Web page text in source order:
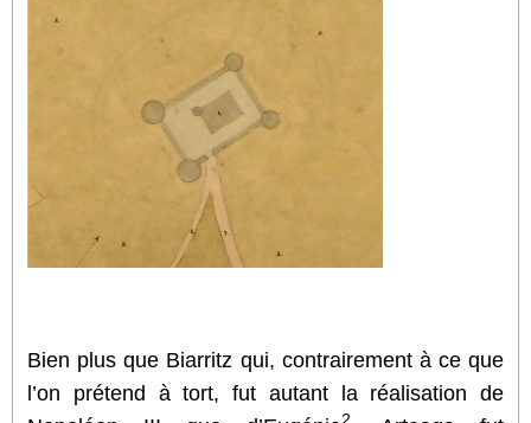
Bien plus que Biarritz qui, contrairement à ce que
l’on prétend à tort, fut autant la réalisation de